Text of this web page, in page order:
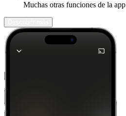
Muchas otras funciones de la app